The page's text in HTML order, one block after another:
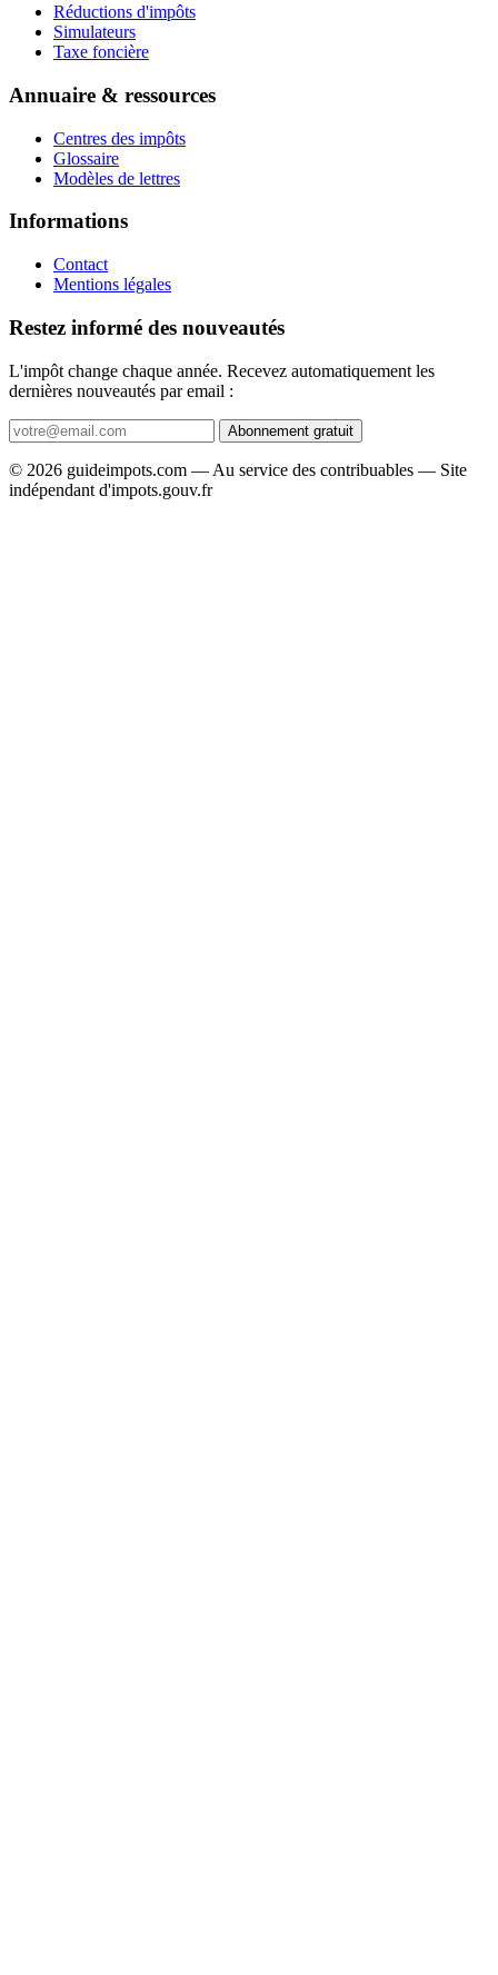
Réductions d'impôts
Simulateurs
Taxe foncière
Annuaire & ressources
Centres des impôts
Glossaire
Modèles de lettres
Informations
Contact
Mentions légales
Restez informé des nouveautés
L'impôt change chaque année. Recevez automatiquement les
dernières nouveautés par email :
Abonnement gratuit
© 2026 guideimpots.com — Au service des contribuables — Site
indépendant d'impots.gouv.fr